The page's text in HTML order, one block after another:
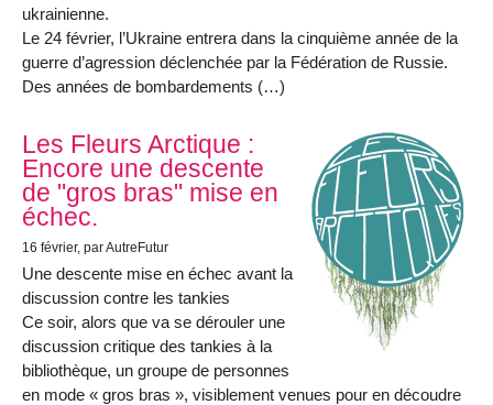
ukrainienne.
Le 24 février, l’Ukraine entrera dans la cinquième année de la
guerre d’agression déclenchée par la Fédération de Russie.
Des années de bombardements (…)
Les Fleurs Arctique :
Encore une descente
de "gros bras" mise en
échec.
16 février, par AutreFutur
Une descente mise en échec avant la
discussion contre les tankies
Ce soir, alors que va se dérouler une
discussion critique des tankies à la
bibliothèque, un groupe de personnes
en mode « gros bras », visiblement venues pour en découdre